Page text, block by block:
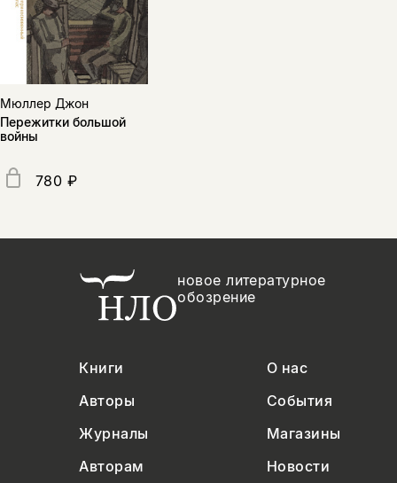
Мюллер Джон
Пережитки большой
войны
780 ₽
новое литературное
обозрение
Книги
О нас
Авторы
События
Журналы
Магазины
Авторам
Новости